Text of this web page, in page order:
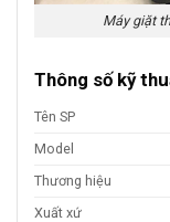
Máy giặt
Thông số kỹ
Tên SP
Model
Thương hiệu
Xuất xứ